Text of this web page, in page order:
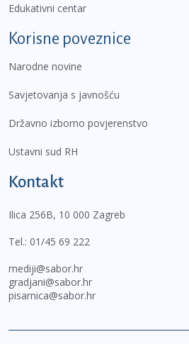
Edukativni centar
Korisne poveznice
Narodne novine
Savjetovanja s javnošću
Državno izborno povjerenstvo
Ustavni sud RH
Kontakt
Ilica 256B, 10 000 Zagreb
Tel.: 01/45 69 222
mediji@sabor.hr
gradjani@sabor.hr
pisarnica@sabor.hr